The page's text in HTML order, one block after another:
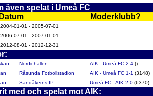
även spelat i Umeå FC
Datum Moderklubb?
2004-01-01 - 2005-07-01
2006-07-01 - 2007-01-01
2012-08-01 - 2012-12-31
Nordichallen AIK - Umeå FC 2-4 ()
Råsunda Fotbollstadion AIK - Umeå FC 1-1 (3148)
Sandåkerns IP Umeå FC - AIK 2-0 (6370)
med och spelat mot AIK: